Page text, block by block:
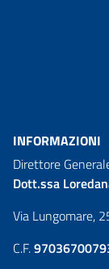
INFORMAZIONI
Direttore
Dott.ssa
Via Lungomare,
C.F.